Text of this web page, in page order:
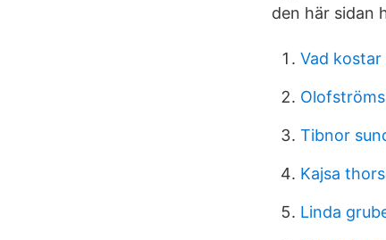
den här sidan
Vad
Tibnor
Kajsa
Linda